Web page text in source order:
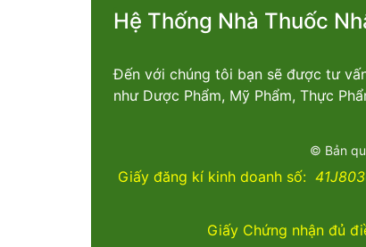
Hệ Thống Nhà Thuốc
Đến với chúng tôi bạn sẽ được tư
như Dược Phẩm, Mỹ Phẩm, Thực
© Bản
Giấy đăng kí kinh doanh số:
Giấy Chứng nhận đủ